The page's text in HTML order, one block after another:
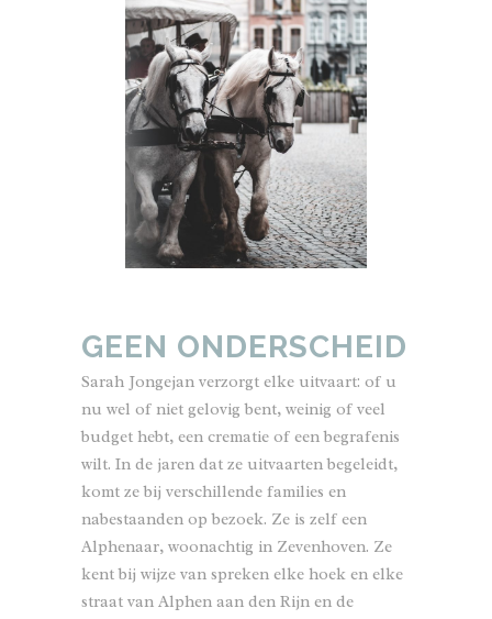
GEEN ONDERSCHEID
Sarah Jongejan verzorgt elke uitvaart: of u
nu wel of niet gelovig bent, weinig of veel
budget hebt, een crematie of een begrafenis
wilt. In de jaren dat ze uitvaarten begeleidt,
komt ze bij verschillende families en
nabestaanden op bezoek. Ze is zelf een
Alphenaar, woonachtig in Zevenhoven. Ze
kent bij wijze van spreken elke hoek en elke
straat van Alphen aan den Rijn en de